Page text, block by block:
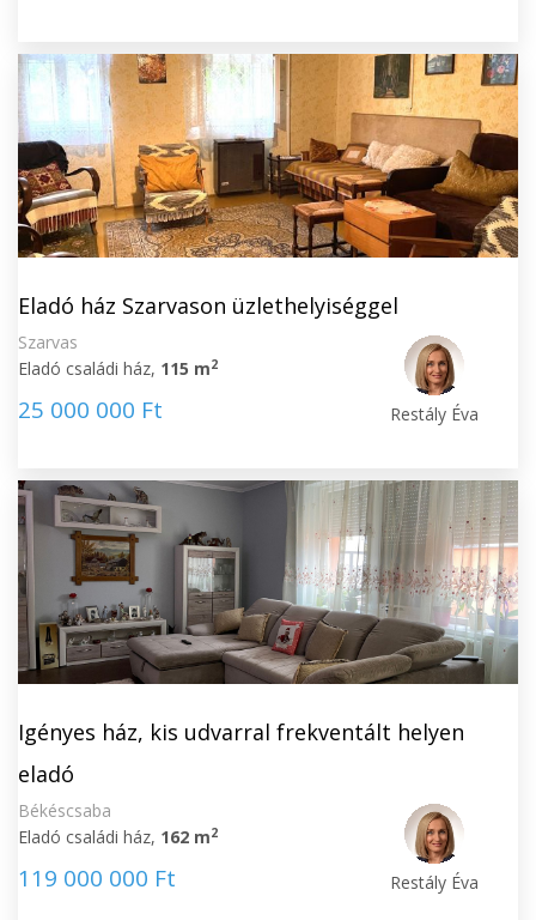
Eladó ház Szarvason üzlethelyiséggel
Szarvas
Eladó családi ház, 115 m2
25 000 000 Ft Restály Éva
Igényes ház, kis udvarral frekventált helyen
eladó
Békéscsaba
Eladó családi ház, 162 m2
119 000 000 Ft Restály Éva